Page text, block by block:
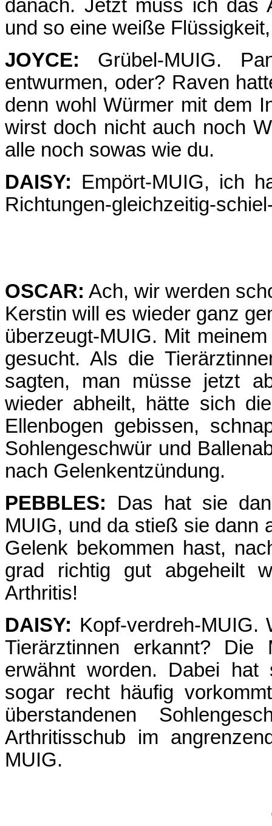
danach. Jetzt muss ich das
und so eine weiße
JOYCE: Grübel-MUIG.
entwurmen, oder? Raven
denn wohl Würmer mit dem
wirst doch nicht auch noch
alle noch sowas wie du.
DAISY: Empört-MUIG, ich
Richtungen-gleichzeitig-
OSCAR: Ach, wir werden
Kerstin will es wieder ganz
überzeugt-MUIG. Mit
gesucht. Als die
sagten, man müsse jetzt
wieder abheilt, hätte sich
Ellenbogen gebissen,
Sohlengeschwür und
nach Gelenkentzündung.
PEBBLES: Das hat sie
MUIG, und da stieß sie dann
Gelenk bekommen hast,
grad richtig gut abgeheilt
Arthritis!
DAISY: Kopf-verdreh-
Tierärztinnen erkannt?
erwähnt worden. Dabei
sogar recht häufig
überstandenen
Arthritisschub im
MUIG.